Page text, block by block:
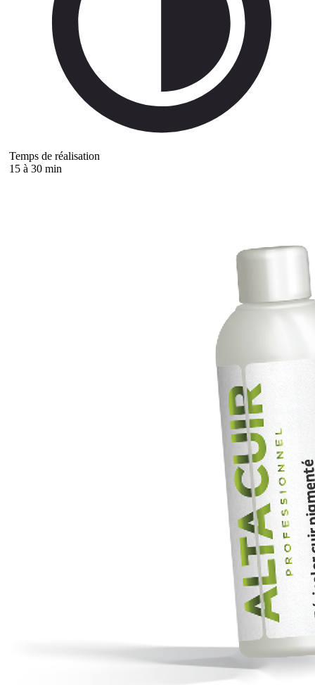
Temps de réalisation
15 à 30 min